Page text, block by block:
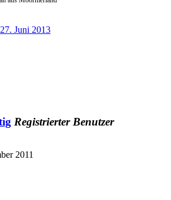
27. Juni 2013
Registrierter Benutzer
2011